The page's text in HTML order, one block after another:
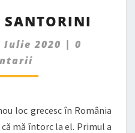
FOST
SANTORINI
Iulie 2020 | Comments
0
loc grecesc în România
mă întorc la el. Primul a